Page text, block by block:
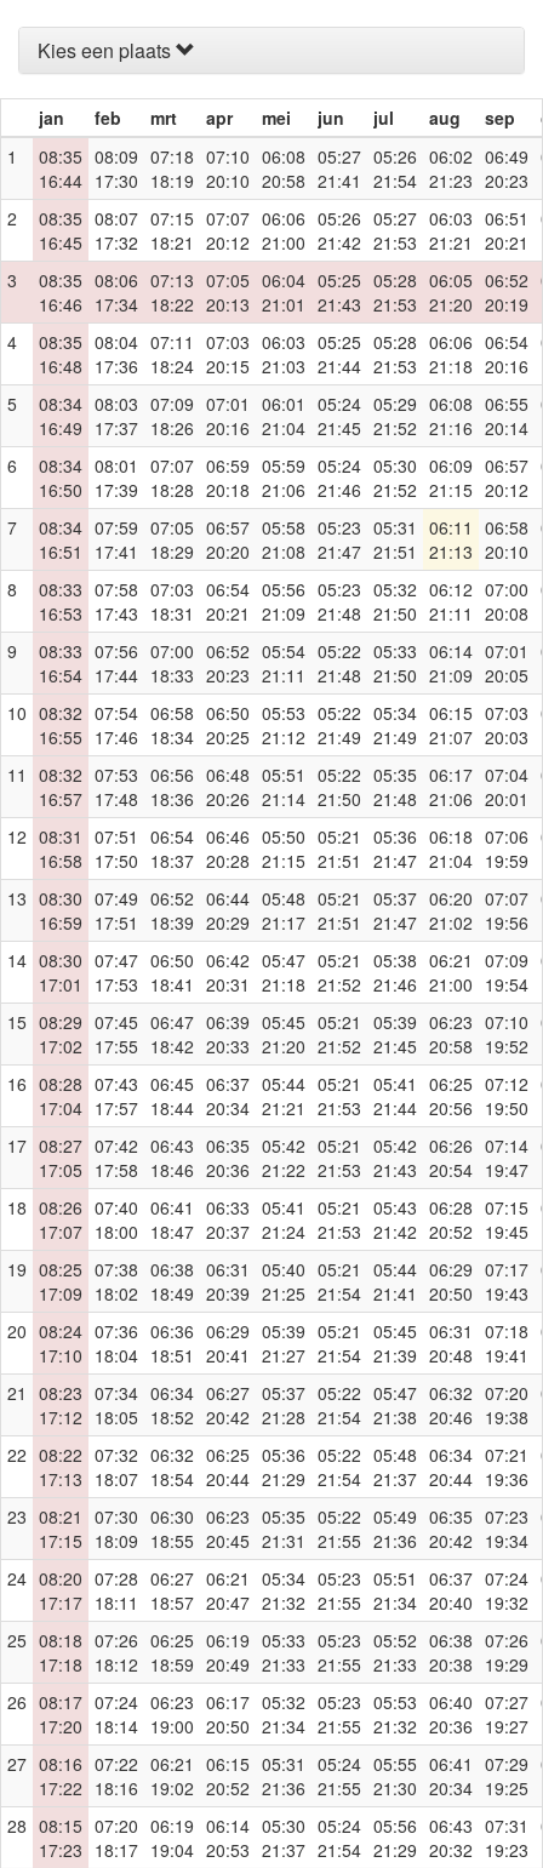
Kies een plaats
jan feb mrt apr mei jun jul aug sep
1
08:35
16:44
08:09
17:30
07:18
18:19
07:10
20:10
06:08
20:58
05:27
21:41
05:26
21:54
06:02
21:23
06:49
20:23
2
08:35
16:45
08:07
17:32
07:15
18:21
07:07
20:12
06:06
21:00
05:26
21:42
05:27
21:53
06:03
21:21
06:51
20:21
3
08:35
16:46
08:06
17:34
07:13
18:22
07:05
20:13
06:04
21:01
05:25
21:43
05:28
21:53
06:05
21:20
06:52
20:19
4
08:35
16:48
08:04
17:36
07:11
18:24
07:03
20:15
06:03
21:03
05:25
21:44
05:28
21:53
06:06
21:18
06:54
20:16
5
08:34
16:49
08:03
17:37
07:09
18:26
07:01
20:16
06:01
21:04
05:24
21:45
05:29
21:52
06:08
21:16
06:55
20:14
6
08:34
16:50
08:01
17:39
07:07
18:28
06:59
20:18
05:59
21:06
05:24
21:46
05:30
21:52
06:09
21:15
06:57
20:12
7
08:34
16:51
07:59
17:41
07:05
18:29
06:57
20:20
05:58
21:08
05:23
21:47
05:31
21:51
06:11
21:13
06:58
20:10
8
08:33
16:53
07:58
17:43
07:03
18:31
06:54
20:21
05:56
21:09
05:23
21:48
05:32
21:50
06:12
21:11
07:00
20:08
9
08:33
16:54
07:56
17:44
07:00
18:33
06:52
20:23
05:54
21:11
05:22
21:48
05:33
21:50
06:14
21:09
07:01
20:05
10 08:32
16:55
07:54
17:46
06:58
18:34
06:50
20:25
05:53
21:12
05:22
21:49
05:34
21:49
06:15
21:07
07:03
20:03
11
08:32
16:57
07:53
17:48
06:56
18:36
06:48
20:26
05:51
21:14
05:22
21:50
05:35
21:48
06:17
21:06
07:04
20:01
12 08:31
16:58
07:51
17:50
06:54
18:37
06:46
20:28
05:50
21:15
05:21
21:51
05:36
21:47
06:18
21:04
07:06
19:59
13 08:30
16:59
07:49
17:51
06:52
18:39
06:44
20:29
05:48
21:17
05:21
21:51
05:37
21:47
06:20
21:02
07:07
19:56
14 08:30
17:01
07:47
17:53
06:50
18:41
06:42
20:31
05:47
21:18
05:21
21:52
05:38
21:46
06:21
21:00
07:09
19:54
15 08:29
17:02
07:45
17:55
06:47
18:42
06:39
20:33
05:45
21:20
05:21
21:52
05:39
21:45
06:23
20:58
07:10
19:52
16 08:28
17:04
07:43
17:57
06:45
18:44
06:37
20:34
05:44
21:21
05:21
21:53
05:41
21:44
06:25
20:56
07:12
19:50
17 08:27
17:05
07:42
17:58
06:43
18:46
06:35
20:36
05:42
21:22
05:21
21:53
05:42
21:43
06:26
20:54
07:14
19:47
18 08:26
17:07
07:40
18:00
06:41
18:47
06:33
20:37
05:41
21:24
05:21
21:53
05:43
21:42
06:28
20:52
07:15
19:45
19 08:25
17:09
07:38
18:02
06:38
18:49
06:31
20:39
05:40
21:25
05:21
21:54
05:44
21:41
06:29
20:50
07:17
19:43
20 08:24
17:10
07:36
18:04
06:36
18:51
06:29
20:41
05:39
21:27
05:21
21:54
05:45
21:39
06:31
20:48
07:18
19:41
21
08:23
17:12
07:34
18:05
06:34
18:52
06:27
20:42
05:37
21:28
05:22
21:54
05:47
21:38
06:32
20:46
07:20
19:38
22 08:22
17:13
07:32
18:07
06:32
18:54
06:25
20:44
05:36
21:29
05:22
21:54
05:48
21:37
06:34
20:44
07:21
19:36
23 08:21
17:15
07:30
18:09
06:30
18:55
06:23
20:45
05:35
21:31
05:22
21:55
05:49
21:36
06:35
20:42
07:23
19:34
24 08:20
17:17
07:28
18:11
06:27
18:57
06:21
20:47
05:34
21:32
05:23
21:55
05:51
21:34
06:37
20:40
07:24
19:32
25 08:18
17:18
07:26
18:12
06:25
18:59
06:19
20:49
05:33
21:33
05:23
21:55
05:52
21:33
06:38
20:38
07:26
19:29
26 08:17
17:20
07:24
18:14
06:23
19:00
06:17
20:50
05:32
21:34
05:23
21:55
05:53
21:32
06:40
20:36
07:27
19:27
27 08:16
17:22
07:22
18:16
06:21
19:02
06:15
20:52
05:31
21:36
05:24
21:55
05:55
21:30
06:41
20:34
07:29
19:25
28 08:15
17:23
07:20
18:17
06:19
19:04
06:14
20:53
05:30
21:37
05:24
21:54
05:56
21:29
06:43
20:32
07:31
19:23